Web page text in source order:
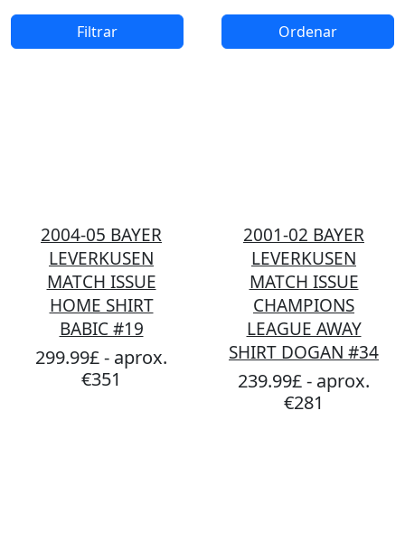
Filtrar Ordenar
2004-05 BAYER
LEVERKUSEN
MATCH ISSUE
HOME SHIRT
BABIC #19
299.99£ - aprox.
€351
2001-02 BAYER
LEVERKUSEN
MATCH ISSUE
CHAMPIONS
LEAGUE AWAY
SHIRT DOGAN #34
239.99£ - aprox.
€281